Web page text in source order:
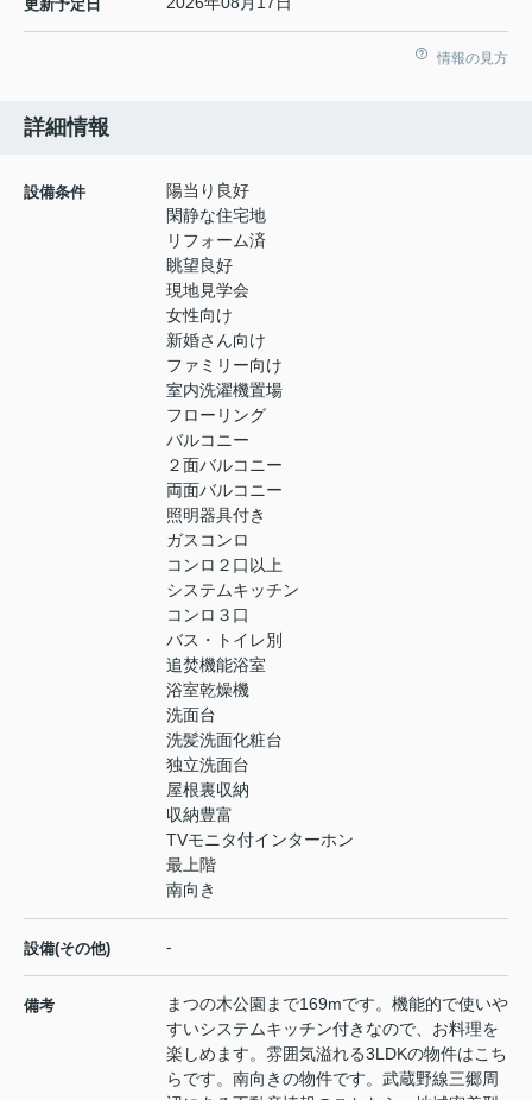
更新予定日
情報の見方
詳細情報
設備条件
陽当り良好
閑静な住宅地
リフォーム済
眺望良好
現地見学会
女性向け
新婚さん向け
ファミリー向け
室内洗濯機置場
フローリング
バルコニー
２面バルコニー
両面バルコニー
照明器具付き
ガスコンロ
コンロ２口以上
システムキッチン
コンロ３口
バス・トイレ別
追焚機能浴室
浴室乾燥機
洗面台
洗髪洗面化粧台
独立洗面台
屋根裏収納
収納豊富
TVモニタ付インターホン
最上階
南向き
設備(その他) -
備考
まつの木公園まで169mです。機能的で使いや
すいシステムキッチン付きなので、お料理を
楽しめます。雰囲気溢れる3LDKの物件はこち
らです。南向きの物件です。武蔵野線三郷周